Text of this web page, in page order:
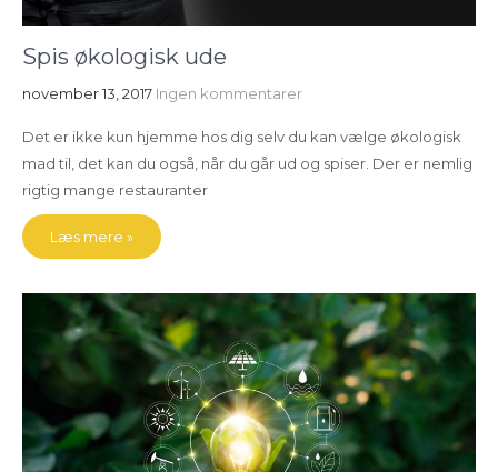
Spis økologisk ude
november 13, 2017 Ingen kommentarer
Det er ikke kun hjemme hos dig selv du kan vælge økologisk
mad til, det kan du også, når du går ud og spiser. Der er nemlig
rigtig mange restauranter
Læs mere »